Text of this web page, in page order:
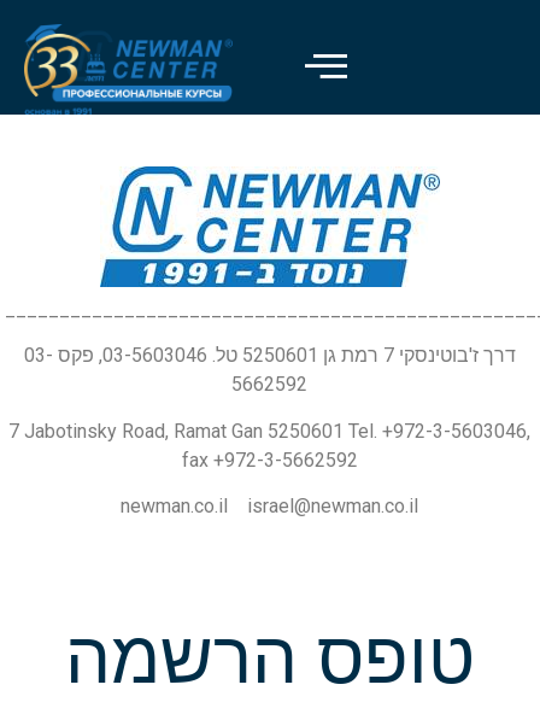
דרך ז'בוטינסקי 7 רמת גן 5250601 טל. 03-5603046, פקס 03-
5662592
7 Jabotinsky Road, Ramat Gan 5250601 Tel. +972-3-5603046,
fax +972-3-5662592
newman.co.il israel@newman.co.il
טופס הרשמה